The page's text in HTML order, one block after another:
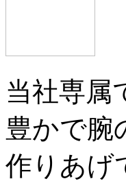
当社専属
豊かで腕
作りあげ